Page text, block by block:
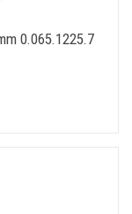
0.065.1225.7